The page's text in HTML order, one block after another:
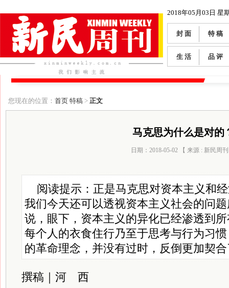
2018年05月03日 星
封 面 特 稿
生 活 品 评
您现在的位置： 首页 特稿 > 正文
马克思为什么是对的
日期：2018-05-02 【 来源 : 新民周
阅读提示：正是马克思对资本主义和
我们今天还可以透视资本主义社会的问
说，眼下，资本主义的异化已经渗透到
每个人的衣食住行乃至于思考与行为习
的革命理念，并没有过时，反倒更加契
撰稿｜河 西